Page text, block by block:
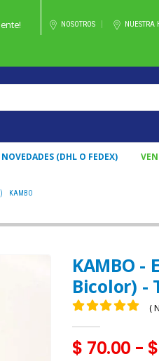
NOSOTROS NUESTRA
NOVEDADES (DHL O FEDEX)
KAMBO
KAMBO -
Bicolor) -
(
$ 70.00 - $